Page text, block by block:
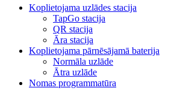
Koplietojama uzlādes stacija
TapGo stacija
QR stacija
Āra stacija
Koplietojama pārnēsājamā baterija
Normāla uzlāde
Ātra uzlāde
Nomas programmatūra